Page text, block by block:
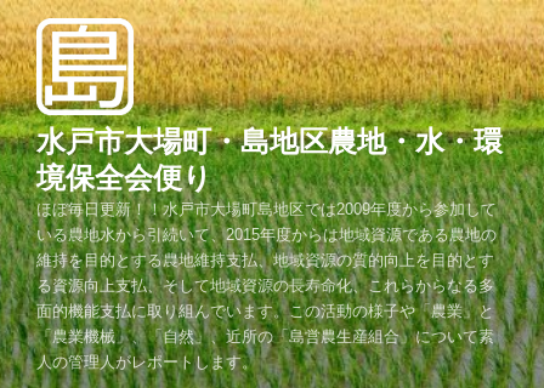
コ
ン
テ
ン
ツ
へ
ス
キ
ッ
プ
水戸市大場町・島地区農地・水・環
境保全会便り
ほぼ毎日更新！！水戸市大場町島地区では2009年度から参加して
いる農地水から引続いて、2015年度からは地域資源である農地の
維持を目的とする農地維持支払、地域資源の質的向上を目的とす
る資源向上支払、そして地域資源の長寿命化、これらからなる多
面的機能支払に取り組んでいます。この活動の様子や「農業」と
「農業機械」、「自然」、近所の「島営農生産組合」について素
人の管理人がレポートします。